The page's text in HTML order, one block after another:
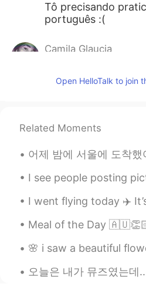
Tô precisando
português :(
Camila Glaucia
Oi, eu preciso
PT
PT EN
Se você
Morgana
estou querendo
Open HelloTalk to join
Related Moments
어제 밤에 서울에 도착했어요. After studying like crazy for
I see people posting pictures of beautiful trees and here
I went flying today ✈️ It’s been a while since I was
Meal of the Day 🇦🇺👏🏻 ————————————————————————
🌸 i saw a beautiful flower today so I had to take a
오늘은 내가 뮤즈였는데... Life always sends the right